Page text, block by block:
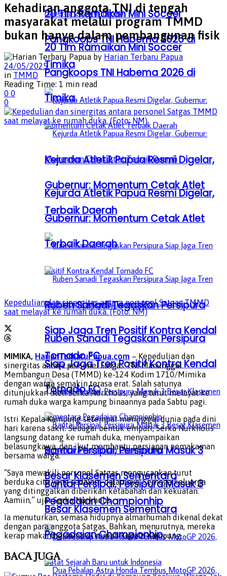
20 Tim Ramaikan Mini Soccer
Pangkoops TNI Habema 2026 di
Timika
Kejurda Atletik Papua Resmi Digelar,
Gubernur: Momentum Cetak Atlet
Terbaik Daerah
Ruben Sanadi Tegaskan Persipura
Siap Jaga Tren Positif Kontra Kendal
Tornado FC
Bantai Persipal, Persipura Masuk 3
Besar Klasemen Sementara
Pegadaian Championhip
20 Tim Ramaikan Mini Soccer
Pangkoops TNI Habema 2026 di
Timika
Kejurda Atletik Papua Resmi Digelar,
Gubernur: Momentum Cetak Atlet
Terbaik Daerah
Ruben Sanadi Tegaskan Persipura
Siap Jaga Tren Positif Kontra Kendal
Tornado FC
Bantai Persipal, Persipura Masuk 3
Besar Klasemen Sementara
Pegadaian Championhip
Kehadiran anggota TNI di tengah
masyarakat melalui program TMMD
bukan hanya dalam pembangunan fisik
by Harian Terbaru Papua
24/05/2025
in TMMD
Reading Time: 1 min read
0 0
0
Kepedulian dan sinergitas antara personel Satgas TMMD
saat melayat ke rumah duka. (Foto: NM)
MIMIKA, HarianTerbaruPapua.com – Kepedulian dan
sinergitas antara personel Satgas TNI Manunggal
Membangun Desa (TMMD) ke-124 Kodim 1710/Mimika
dengan warga semakin terasa erat. Salah satunya
ditunjukkan oleh Serka Nurkholis, yang turut melayat ke
rumah duka warga kampung binaannya pada Sabtu pagi.
Istri Kepala Kampung setempat meninggal dunia pada dini
hari karena sakit. Sebagai bentuk empati, Serka Nurkholis
langsung datang ke rumah duka, menyampaikan
belasungkawa, dan ikut membantu persiapan pemakaman
bersama warga.
“Saya mewakili personel Satgas mengucapkan turut
berduka cita yang sedalam-dalamnya. Semoga keluarga
yang ditinggalkan diberikan ketabahan dan kekuatan.
Aamiin,” ujar Serka Nurkholis.
Ia menuturkan, semasa hidupnya almarhumah dikenal dekat
dengan para anggota Satgas. Bahkan, menurutnya, mereka
kerap makan bersama di rumah Kepala Kampung.
BACAJUGA